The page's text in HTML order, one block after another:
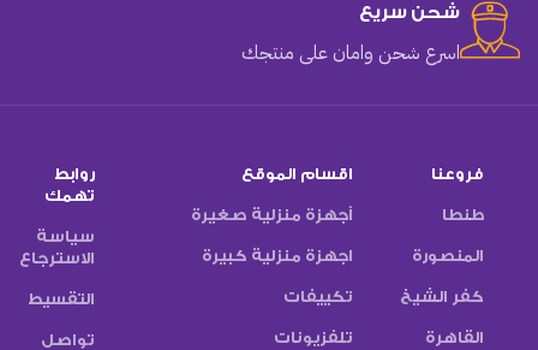
شحن سريع
اسرع شحن وامان على منتجك
فروعنا
طنطا
المنصورة
كفر الشيخ
القاهرة
اقسام الموقع
أجهزة منزلية صغيرة
اجهزة منزلية كبيرة
تكييفات
تلفزيونات
روابط
تهمك
سياسة
الاسترجاع
التقسيط
تواصل